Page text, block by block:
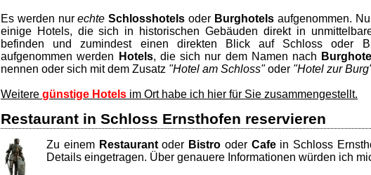
Es werden nurechte Schlosshotels oder Burghotelsaufgenommen.
einige Hotels, die sich in historischen Gebäuden direkt in
befinden und zumindest einen direkten Blick auf Schloss oder
aufgenommen werden
Hotels, die sich nur dem Namen nach Burghotel
nennen oder sich mit dem Zusatz "Hotel am Schloss"oder "Hotel zur
Weitere günstige Hotels im Ort habe ich hier für Sie zusammengestellt.
Restaurant in Schloss Ernsthofen reservieren
Zu einem Restaurantoder Bistro oder Cafein Schloss
Details eingetragen. Über genauere Informationen würden ich